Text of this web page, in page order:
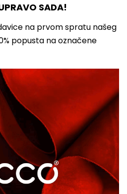
SADA!
na prvom spratu našeg
popusta na označene